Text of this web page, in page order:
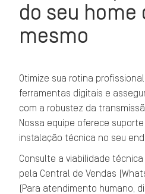
do seu home
mesmo
Otimize sua rotina
ferramentas digitais e
com a robustez da
Nossa equipe oferece
instalação técnica no seu
Consulte a viabilidade
pela Central de Vendas
(Para atendimento humano,